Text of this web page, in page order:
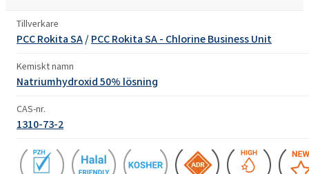
Tillverkare
PCC Rokita SA/PCC Rokita SA - Chlorine Business Unit
Kemiskt namn
Natriumhydroxid 50% lösning
CAS-nr.
1310-73-2